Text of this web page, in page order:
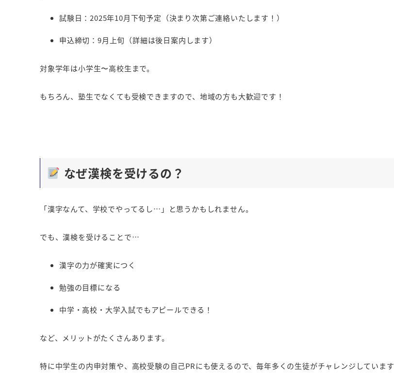
試験日 ：2025年10月下旬予定（決まり次第ご連絡いたします！）
申込締切 ：9月上旬（詳細は後日案内します）
対象学年は小学生〜高校生まで。
もちろん、塾生でなくても受検できますので、地域の方も大歓迎です！
なぜ漢検を受けるの？
「漢字なんて、学校でやってるし…」と思うかもしれません。
でも、漢検を受けることで…
漢字の力が確実につく
勉強の目標になる
中学・高校・大学入試でもアピールできる！
など、メリットがたくさんあります。
特に中学生の内申対策や、 高校受験の自己PRにも使えるので、毎年多くの生徒がチャレンジしています